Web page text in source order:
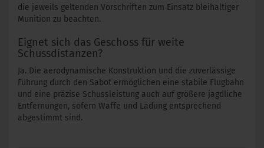
die jeweils geltenden Vorschriften zum Einsatz bleihaltiger
Munition zu beachten.
Eignet sich das Geschoss für weite
Schussdistanzen?
Ja. Die aerodynamische Konstruktion und die zuverlässige
Führung durch den Sabot ermöglichen eine stabile Flugbahn
und eine präzise Schussleistung auch auf größere jagdliche
Entfernungen, sofern Waffe und Ladung entsprechend
abgestimmt sind.